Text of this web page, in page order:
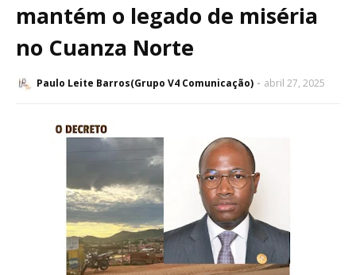
mantém o legado de miséria
no Cuanza Norte
Paulo Leite Barros(Grupo V4 Comunicação) abril 27, 2025